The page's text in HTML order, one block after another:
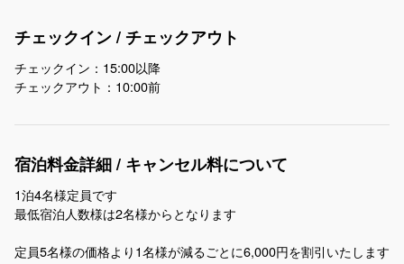
チェックイン / チェックアウト
チェックイン：15:00以降
チェックアウト：10:00前
宿泊料金詳細 / キャンセル料について
1泊4名様定員です
最低宿泊人数様は2名様からとなります
定員5名様の価格より1名様が減るごとに6,000円を割引いたします